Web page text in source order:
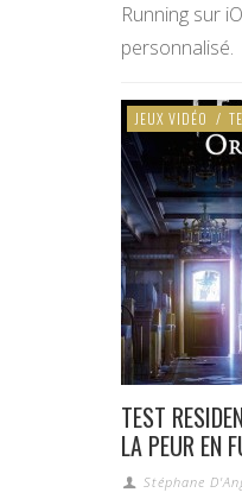
Running sur
personnalisé.
JEUX VIDÉO /
TEST
LA PEUR EN
Stéphane